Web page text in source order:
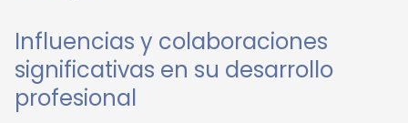
Influencias y colaboraciones
significativas en su desarrollo
profesional